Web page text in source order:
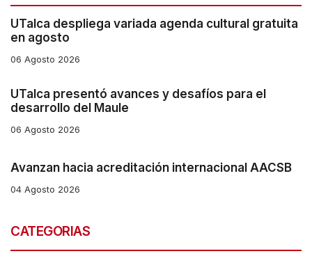
UTalca despliega variada agenda cultural gratuita
en agosto
06 Agosto 2026
UTalca presentó avances y desafíos para el
desarrollo del Maule
06 Agosto 2026
Avanzan hacia acreditación internacional AACSB
04 Agosto 2026
CATEGORIAS